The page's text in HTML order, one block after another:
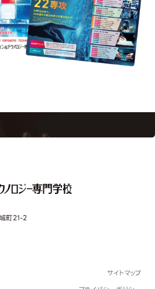
町21-2
サイトマップ